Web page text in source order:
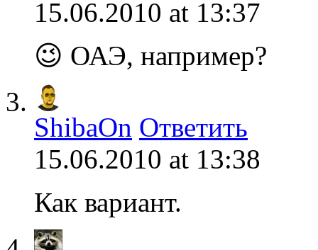
15.06.2010 at 13:37
😉 ОАЭ, например?
ShibaOn Ответить
15.06.2010 at 13:38
Как вариант.